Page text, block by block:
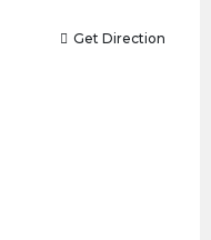
Get Direction